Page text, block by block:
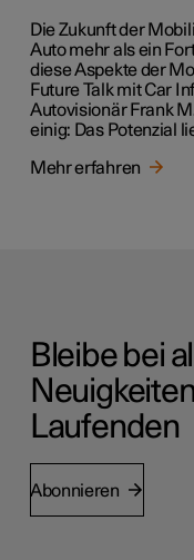
Die Zukunft der
Auto mehr als ein
diese Aspekte der
Future Talk mit Car
Autovisionär Frank
einig: Das Potenzial
Mehr erfahren
Bleibe bei
Laufenden
Abonnieren